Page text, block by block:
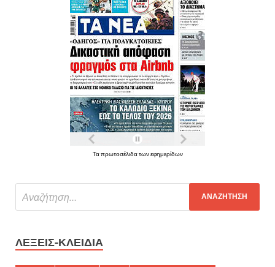
Τα πρωτοσέλιδα των εφημερίδων
ΛΈΞΕΙΣ-ΚΛΕΙΔΙΆ